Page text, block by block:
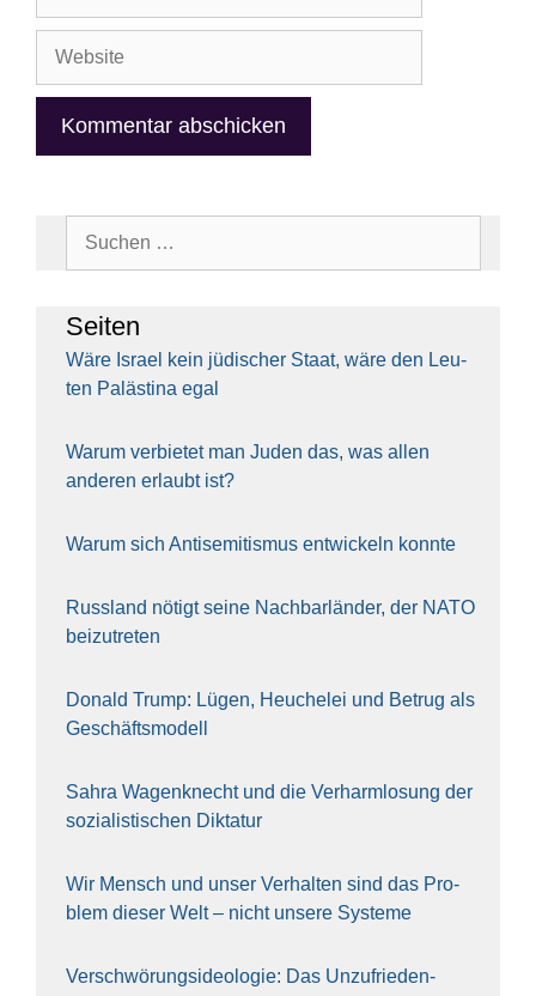
Adresse
Sei­ten
Wäre Isra­el kein jüdi­scher Staat, wäre den Leu­
ten Paläs­ti­na egal
War­um ver­bie­tet man Juden das, was allen
ande­ren erlaubt ist?
War­um sich Anti­se­mi­tis­mus ent­wi­ckeln konn­te
Russ­land nötigt sei­ne Nach­bar­län­der, der NATO
bei­zu­tre­ten
Donald Trump: Lügen, Heu­che­lei und Betrug als
Geschäfts­mo­dell
Sahra Wagen­knecht und die Ver­harm­lo­sung der
sozia­lis­ti­schen Dik­ta­tur
Wir Mensch und unser Ver­hal­ten sind das Pro­
blem die­ser Welt – nicht unse­re Sys‍te‍me
Ver­schwö­rungs­ideo­lo­gie: Das Unzufrieden­